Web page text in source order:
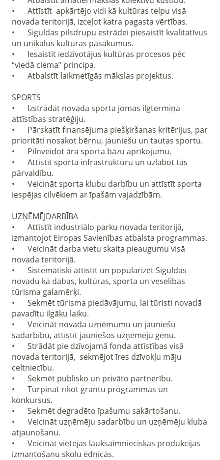
•	Attīstīt  apkārtējo vidi kā kultūras telpu visā
novada teritorijā, izceļot katra pagasta vērtības.
•	Siguldas pilsdrupu estrādei piesaistīt kvalitatīvus
un unikālus kultūras pasākumus.
•	Iesaistīt iedzīvotājus kultūras procesos pēc
“viedā ciema” principa.
•	Atbalstīt laikmetīgās mākslas projektus.
SPORTS
•	Izstrādāt novada sporta jomas ilgtermiņa
attīstības stratēģiju.
•	Pārskatīt finansējuma piešķiršanas kritērijus, par
prioritāti nosakot bērnu, jauniešu un tautas sportu.
•	Pilnveidot āra sporta bāzu aprīkojumu.
•	Attīstīt sporta infrastruktūru un uzlabot tās
pārvaldību.
•	Veicināt sporta klubu darbību un attīstīt sporta
iespējas cilvēkiem ar īpašām vajadzībām.
UZŅĒMĒJDARBĪBA
•	Attīstīt industriālo parku novada teritorijā,
izmantojot Eiropas Savienības atbalsta programmas.
•	Veicināt darba vietu skaita pieaugumu visā
novada teritorijā.
•	Sistemātiski attīstīt un popularizēt Siguldas
novadu kā dabas, kultūras, sporta un veselības
tūrisma galamērķi.
•	Sekmēt tūrisma piedāvājumu, lai tūristi novadā
pavadītu ilgāku laiku.
•	Veicināt novada uzņēmumu un jauniešu
sadarbību, attīstīt jauniešos uzņēmēju gēnu.
•	Strādāt pie dzīvojamā fonda attīstības visā
novada teritorijā,  sekmējot īres dzīvokļu māju
celtniecību.
•	Sekmēt publisko un privāto partnerību.
•	Turpināt rīkot grantu programmas un
konkursus.
•	Sekmēt degradēto īpašumu sakārtošanu.
•	Veicināt uzņēmēju sadarbību un uzņēmēju kluba
atjaunošanu.
•	Veicināt vietējās lauksaimnieciskās produkcijas
izmantošanu skolu ēdnīcās.